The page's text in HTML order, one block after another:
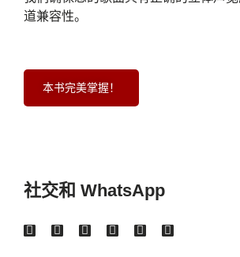
道兼容性。
本书完美掌握！
社交和 WhatsApp